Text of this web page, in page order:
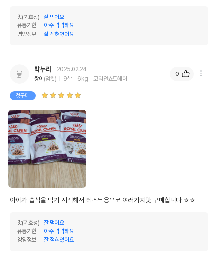
맛(기호성)
잘 먹어요
유통기한
아주 넉넉해요
영양정보
잘 적혀있어요
박누리
2025.02.24
짱이(암컷) 9살 6kg 코리안쇼트헤어
첫구매
아이가 습식을 먹기 시작해서 테스트용으로 여러가지맛 구매합니다 ㅎㅎ
맛(기호성)
잘 먹어요
유통기한
아주 넉넉해요
영양정보
잘 적혀있어요
0